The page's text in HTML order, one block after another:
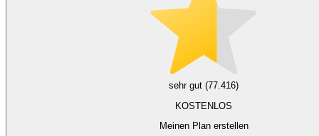
sehr gut (77.416)
KOSTENLOS
Meinen Plan erstellen